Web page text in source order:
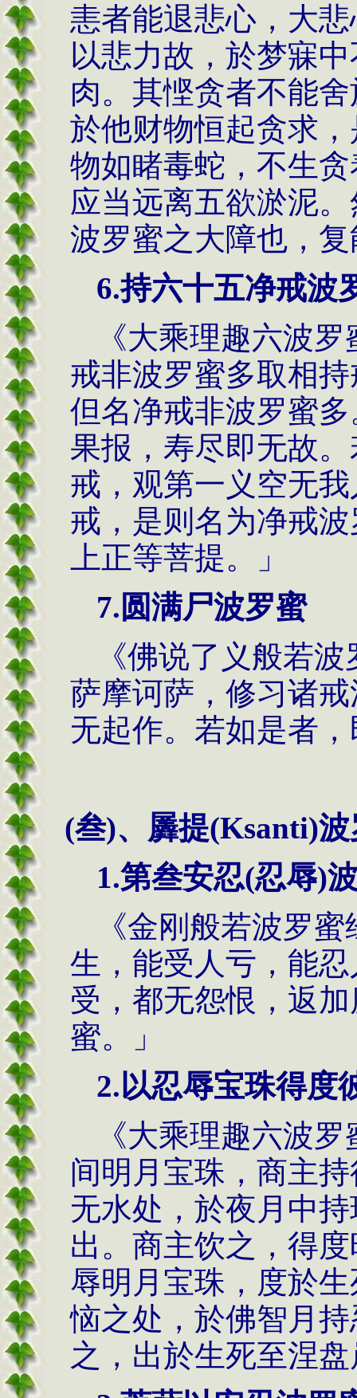
恚者能退悲心，大
以悲力故，於梦寐
肉。其悭贪者不能
於他财物恒起贪求
物如睹毒蛇，不生
应当远离五欲淤泥
波罗蜜之大障也，
6.持六十五净戒波
《大乘理趣六波
戒非波罗蜜多取相
但名净戒非波罗蜜
果报，寿尽即无故
戒，观第一义空无
戒，是则名为净戒
上正等菩提。」
7.圆满尸波罗蜜
《佛说了义般若
萨摩诃萨，修习诸
无起作。若如是者
(叁)、羼提(Ksanti)
1.第叁安忍(忍辱)
《金刚般若波罗
生，能受人亏，能
受，都无怨恨，返
蜜。」
2.以忍辱宝珠得度
《大乘理趣六波
间明月宝珠，商主
无水处，於夜月中
出。商主饮之，得
辱明月宝珠，度於
恼之处，於佛智月
之，出於生死至涅